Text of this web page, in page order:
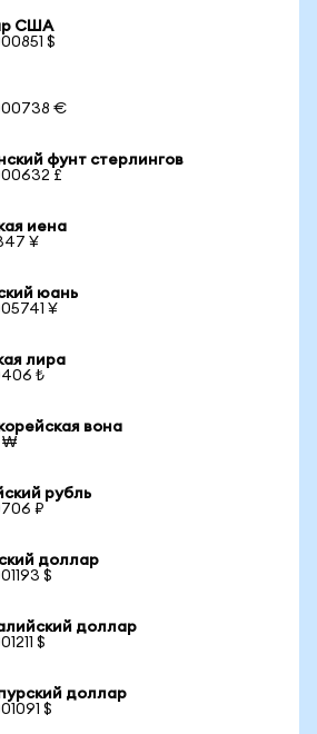
США
$
€
фунт стерлингов
£
иена
¥
юань
¥
лира
₺
вона
₩
рубль
₽
доллар
$
доллар
$
доллар
$